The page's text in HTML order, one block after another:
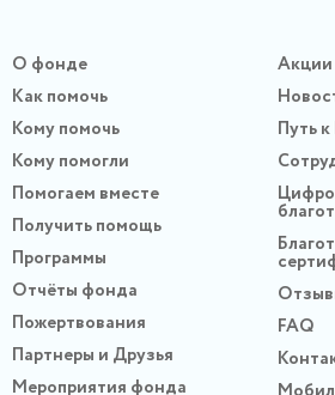
О фонде
Как помочь
Кому помочь
Кому помогли
Помогаем вместе
Получить помощь
Программы
Отчёты фонда
Пожертвования
Партнеры и Друзья
Мероприятия фонда
Путь
FAQ